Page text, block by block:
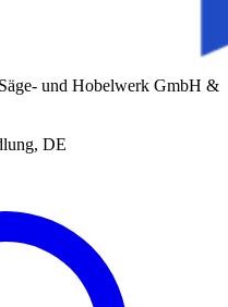
und Hobelwerk GmbH &
DE